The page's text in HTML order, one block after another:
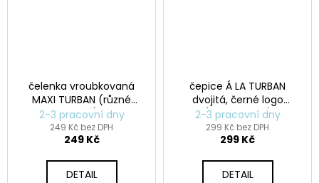
čelenka vroubkovaná
MAXI TURBAN (různé
barvy)
2-3 pracovní dny
249 Kč bez DPH
249 Kč
DETAIL
čepice Á LA TURBAN
dvojitá, černé logo
(různé barvy)
2-3 pracovní dny
299 Kč bez DPH
299 Kč
DETAIL